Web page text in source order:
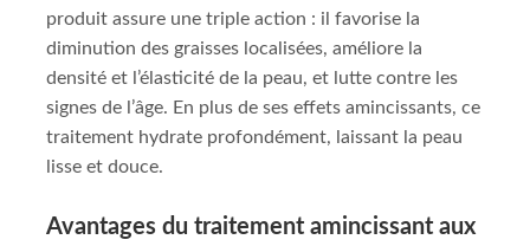
produit assure une triple action : il favorise la
diminution des graisses localisées, améliore la
densité et l’élasticité de la peau, et lutte contre les
signes de l’âge. En plus de ses effets amincissants, ce
traitement hydrate profondément, laissant la peau
lisse et douce.
Avantages du traitement amincissant aux